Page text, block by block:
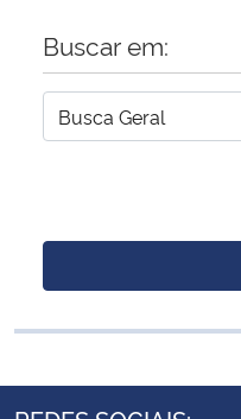
Buscar em: